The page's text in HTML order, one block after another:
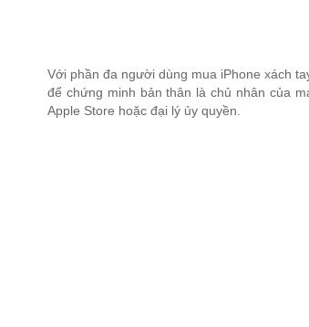
Với phần đa người dùng mua iPhone xách
để chứng minh bản thân là chủ nhân của
Apple Store hoặc đại lý ủy quyền.